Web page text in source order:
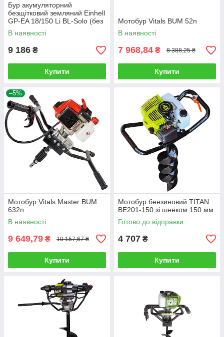
Бур акумуляторний
безщітковий земляний Einhell
GP-EA 18/150 Li BL-Solo (без
АКБ та зарядного пристрою)
В наявності
9 186 ₴
Купити
Мотобур Vitals BUM 52n
В наявності
7 968,84 ₴ 8 388,25 ₴
Купити
–5%
Мотобур Vitals Master BUM
632n
В наявності
9 649,79 ₴ 10 157,67 ₴
Купити
Мотобур бензиновий TITAN
BE201-150 зі шнеком 150 мм.
Готово до відправки
4 707 ₴
Купити